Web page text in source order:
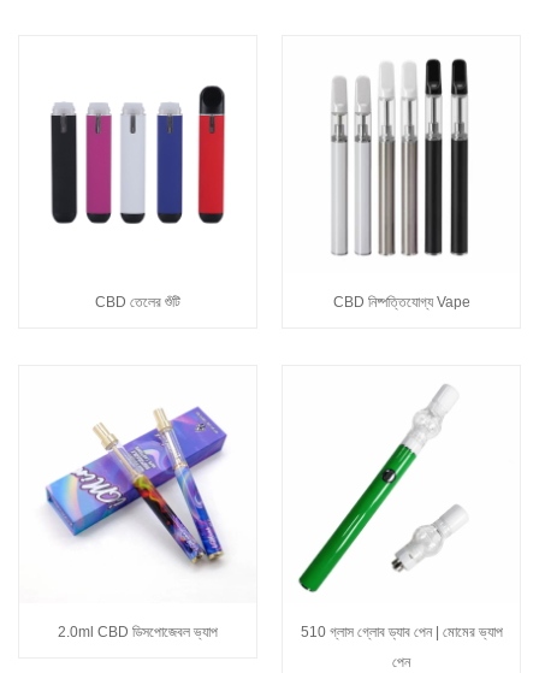
CBD তেলের শুঁটি CBD নিষ্পত্তিযোগ্য Vape
2.0ml CBD ডিসপোজেবল ভ্যাপ
510 গ্লাস গ্লোব ড্যাব পেন | মোমের ভ্যাপ
পেন